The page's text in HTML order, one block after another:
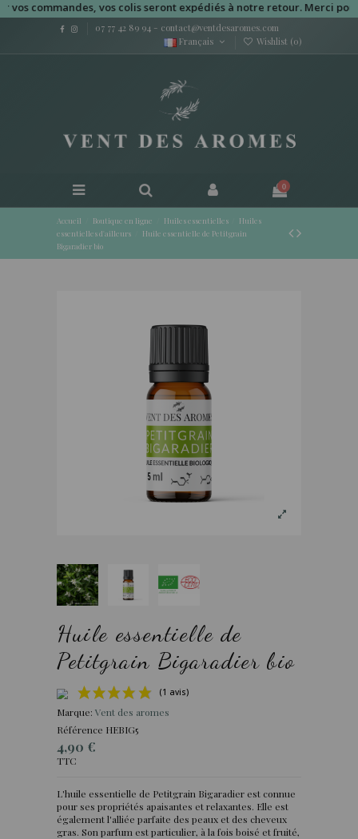
commandes, vos colis seront expédiés à notre retour. Merci pour
07 77 42 89 94 - contact@ventdesaromes.com
Français
Wishlist (0)
0
Accueil Boutique en ligne Huiles essentielles
Huiles
essentielles d'ailleurs
Huile essentielle de Petitgrain
Bigaradier bio
Huile essentielle de
Petitgrain Bigaradier bio
(1 avis)
Marque: Vent des aromes
Référence HEBIG5
4,90 €
TTC
L'huile essentielle de Petitgrain Bigaradier est connue
pour ses propriétés apaisantes et relaxantes. Elle est
également l'alliée parfaite des peaux et des cheveux
gras. Son parfum est particulier, à la fois boisé et fruité,